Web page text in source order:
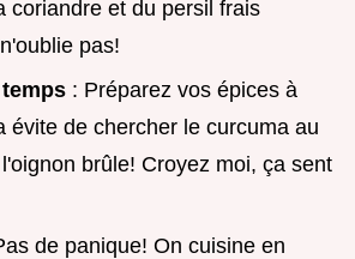
coriandre et du persil frais
pas!
: Préparez vos épices à
évite de chercher le curcuma au
brûle! Croyez moi, ça sent
de panique! On cuisine en